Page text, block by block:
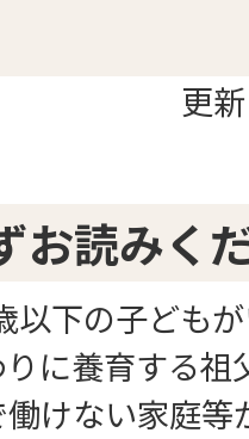
更
お読みく
以下の子ども
に養育する祖
けない家庭等